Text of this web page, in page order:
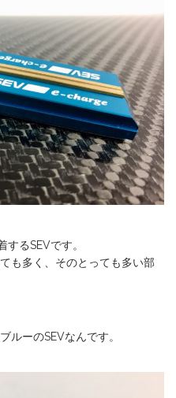
するSEVです。
も多く、そのとっても多い部
ルーのSEVなんです。